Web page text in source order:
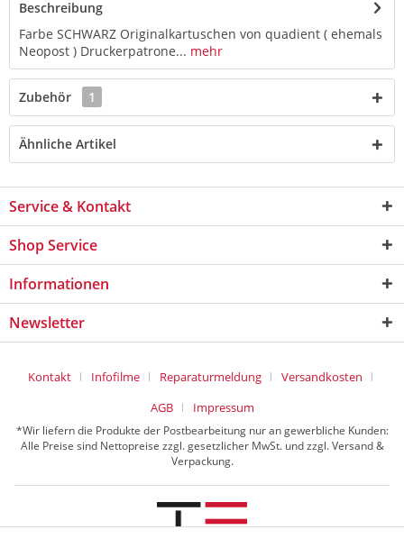
Beschreibung
Farbe SCHWARZ Originalkartuschen von quadient ( ehemals
Neopost ) Druckerpatrone... mehr
Zubehör 1
Ähnliche Artikel
Service & Kontakt
Shop Service
Informationen
Newsletter
Kontakt Infofilme Reparaturmeldung
Versandkosten
AGB
Impressum
*Wir liefern die Produkte der Postbearbeitung nur an gewerbliche Kunden:
Alle Preise sind Nettopreise zzgl. gesetzlicher MwSt. und zzgl. Versand &
Verpackung.